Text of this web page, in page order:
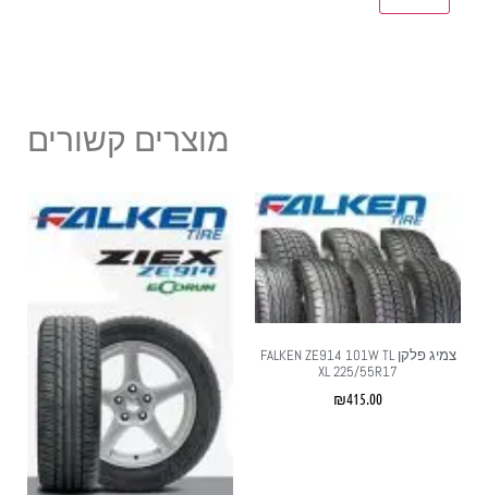
מוצרים קשורים
צמיג פלקן FALKEN ZE914 101W TL
XL 225/55R17
₪415.00